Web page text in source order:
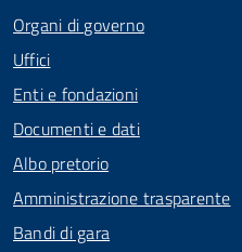
Organi di governo
Uffici
Enti e fondazioni
Documenti e dati
Albo pretorio
Amministrazione trasparente
Bandi di gara